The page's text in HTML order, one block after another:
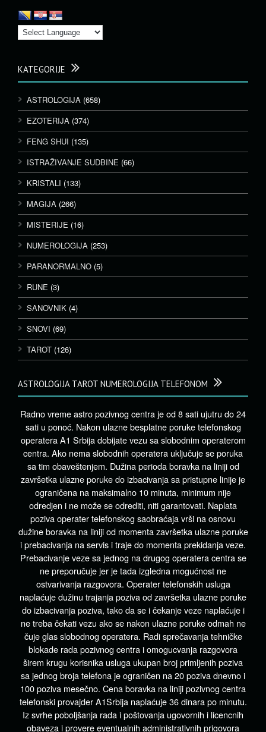
KATEGORIJE
ASTROLOGIJA (658)
EZOTERIJA (374)
FENG SHUI (135)
ISTRAŽIVANJE SUDBINE (66)
KRISTALI (133)
MAGIJA (266)
MISTERIJE (16)
NUMEROLOGIJA (253)
PARANORMALNO (5)
RUNE (3)
SANOVNIK (4)
SNOVI (69)
TAROT (126)
ASTROLOGIJA TAROT NUMEROLOGIJA TELEFONOM
Radno vreme astro pozivnog centra je od 8 sati ujutru do 24
sati u ponoć. Nakon ulazne besplatne poruke telefonskog
operatera A1 Srbija dobijate vezu sa slobodnim operaterom
centra. Ako nema slobodnih operatera uključuje se poruka
sa tim obaveštenjem. Dužina perioda boravka na liniji od
završetka ulazne poruke do izbacivanja sa pristupne linije je
ograničena na maksimalno 10 minuta, minimum nije
odredjen i ne može se odrediti, niti garantovati. Naplata
poziva operater telefonskog saobraćaja vrši na osnovu
dužine boravka na liniji od momenta završetka ulazne poruke
i prebacivanja na servis i traje do momenta prekidanja veze.
Prebacivanje veze sa jednog na drugog operatera centra se
ne preporučuje jer je tada izgledna mogućnost ne
ostvarivanja razgovora. Operater telefonskih usluga
naplaćuje dužinu trajanja poziva od završetka ulazne poruke
do izbacivanja poziva, tako da se i čekanje veze naplaćuje i
ne treba čekati vezu ako se nakon ulazne poruke odmah ne
čuje glas slobodnog operatera. Radi sprečavanja tehničke
blokade rada pozivnog centra i omogucvanja razgovora
širem krugu korisnika usluga ukupan broj primljenih poziva
sa jednog broja telefona je ograničen na 20 poziva dnevno i
100 poziva mesečno. Cena boravka na liniji pozivnog centra
telefonski provajder A1Srbija naplaćuje 36 dinara po minutu.
Iz svrhe poboljšanja rada i poštovanja ugovornih i licencnih
obaveza i provere eventualnih administrativnih prigovora